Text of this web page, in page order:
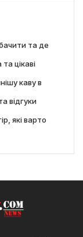
та де
цікаві
каву в
відгуки
які варто